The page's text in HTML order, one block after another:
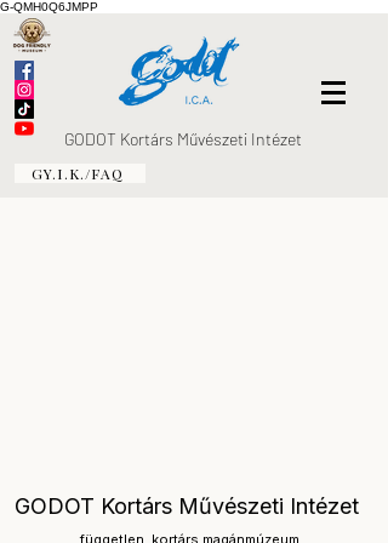
G-QMH0Q6JMPP
GODOT Kortárs Művészeti Intézet
GY.I.K./FAQ
GODOT Kortárs Művészeti Intézet
független, kortárs magánmúzeum